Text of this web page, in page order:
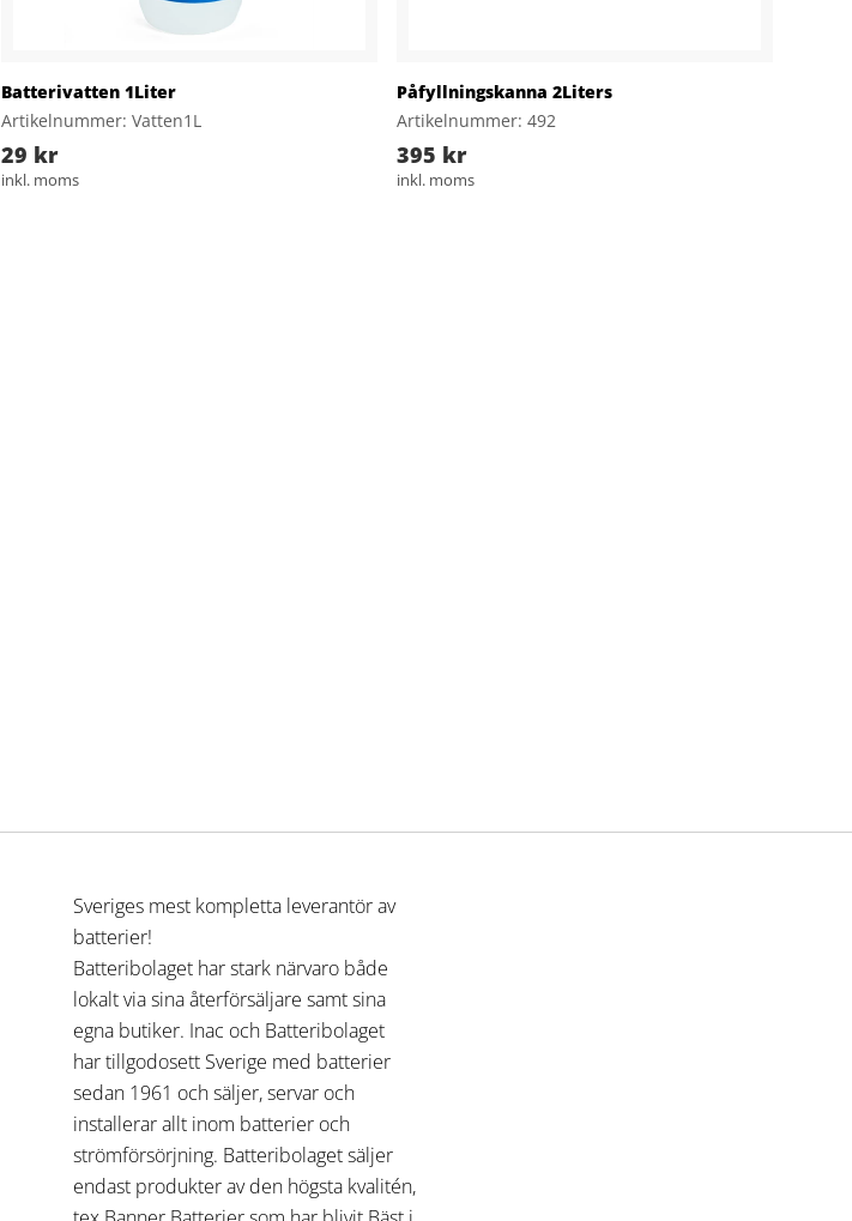
Batterivatten 1Liter
Artikelnummer: Vatten1L
29 kr
inkl. moms
Påfyllningskanna 2Liters
Artikelnummer: 492
395 kr
inkl. moms
Sveriges mest kompletta leverantör av
batterier!
Batteribolaget har stark närvaro både
lokalt via sina återförsäljare samt sina
egna butiker. Inac och Batteribolaget
har tillgodosett Sverige med batterier
sedan 1961 och säljer, servar och
installerar allt inom batterier och
strömförsörjning. Batteribolaget säljer
endast produkter av den högsta kvalitén,